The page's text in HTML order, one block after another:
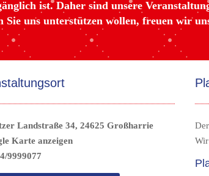
ist. Daher sind unsere
uns unterstützen wollen, freuen wir
Landstraße 34, 24625 Großharrie
Karte anzeigen
9999077